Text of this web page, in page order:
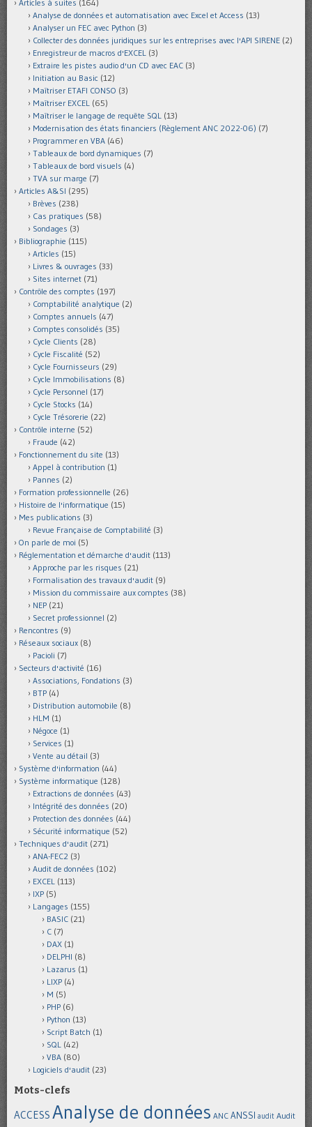
Articles à suites (164)
Analyse de données et automatisation avec Excel et Access (13)
Analyser un FEC avec Python (3)
Collecter des données juridiques sur les entreprises avec l'API SIRENE (2)
Enregistreur de macros d'EXCEL (3)
Extraire les pistes audio d'un CD avec EAC (3)
Initiation au Basic (12)
Maîtriser ETAFI CONSO (3)
Maîtriser EXCEL (65)
Maîtriser le langage de requête SQL (13)
Modernisation des états financiers (Règlement ANC 2022-06) (7)
Programmer en VBA (46)
Tableaux de bord dynamiques (7)
Tableaux de bord visuels (4)
TVA sur marge (7)
Articles A&SI (295)
Brèves (238)
Cas pratiques (58)
Sondages (3)
Bibliographie (115)
Articles (15)
Livres & ouvrages (33)
Sites internet (71)
Contrôle des comptes (197)
Comptabilité analytique (2)
Comptes annuels (47)
Comptes consolidés (35)
Cycle Clients (28)
Cycle Fiscalité (52)
Cycle Fournisseurs (29)
Cycle Immobilisations (8)
Cycle Personnel (17)
Cycle Stocks (14)
Cycle Trésorerie (22)
Contrôle interne (52)
Fraude (42)
Fonctionnement du site (13)
Appel à contribution (1)
Pannes (2)
Formation professionnelle (26)
Histoire de l'informatique (15)
Mes publications (3)
Revue Française de Comptabilité (3)
On parle de moi (5)
Réglementation et démarche d'audit (113)
Approche par les risques (21)
Formalisation des travaux d'audit (9)
Mission du commissaire aux comptes (38)
NEP (21)
Secret professionnel (2)
Rencontres (9)
Réseaux sociaux (8)
Pacioli (7)
Secteurs d'activité (16)
Associations, Fondations (3)
BTP (4)
Distribution automobile (8)
HLM (1)
Négoce (1)
Services (1)
Vente au détail (3)
Système d'information (44)
Système informatique (128)
Extractions de données (43)
Intégrité des données (20)
Protection des données (44)
Sécurité informatique (52)
Techniques d'audit (271)
ANA-FEC2 (3)
Audit de données (102)
EXCEL (113)
IXP (5)
Langages (155)
BASIC (21)
C (7)
DAX (1)
DELPHI (8)
Lazarus (1)
LIXP (4)
M (5)
PHP (6)
Python (13)
Script Batch (1)
SQL (42)
VBA (80)
Logiciels d'audit (23)
Mots-clefs
ACCESS Analyse de données ANC ANSSI audit Audit